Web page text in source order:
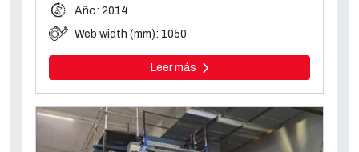
Año: 2014
Web width (mm): 1050
Leer más